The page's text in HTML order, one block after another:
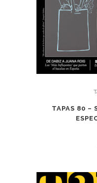
TAPAS 80 –